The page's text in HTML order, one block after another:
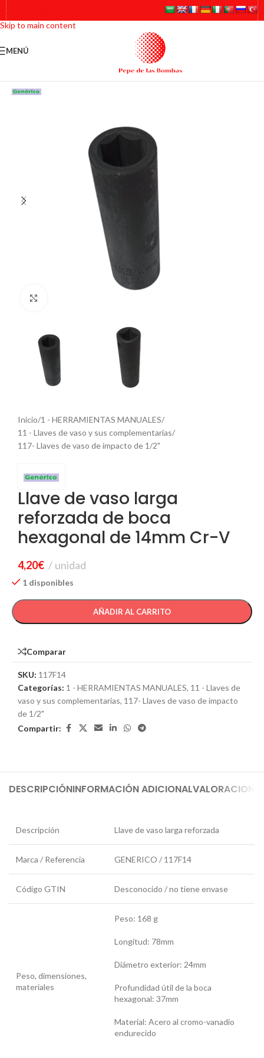
Skip to navigation
Skip to main content
MENÚ
Inicio/1 - HERRAMIENTAS MANUALES/
11 - Llaves de vaso y sus complementarias/
117- Llaves de vaso de impacto de 1/2"
Llave de vaso larga
reforzada de boca
hexagonal de 14mm Cr-V
4,20€ unidad
1 disponibles
AÑADIR AL CARRITO
Comparar
SKU: 117F14
Categorías: 1 - HERRAMIENTAS MANUALES, 11 - Llaves de
vaso y sus complementarias, 117- Llaves de vaso de impacto
de 1/2"
Compartir:
DESCRIPCIÓNINFORMACIÓN ADICIONAL
Descripción Llave de vaso larga reforzada
Marca / Referencia GENERICO / 117F14
Código GTIN Desconocido / no tiene envase
Peso, dimensiones,
materiales
Peso: 168 g
Longitud: 78mm
Diámetro exterior: 24mm
Profundidad útil de la boca
hexagonal: 37mm
Material: Acero al cromo-vanadio
endurecido